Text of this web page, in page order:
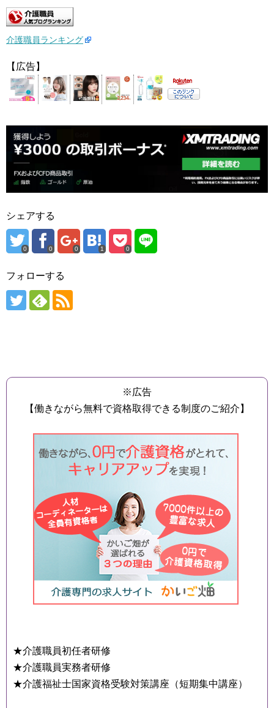
介護職員ランキング
【広告】
シェアする
0 0 0 1 0
フォローする
※広告
【働きながら無料で資格取得できる制度のご紹介】
★介護職員初任者研修
★介護職員実務者研修
★介護福祉士国家資格受験対策講座（短期集中講座）